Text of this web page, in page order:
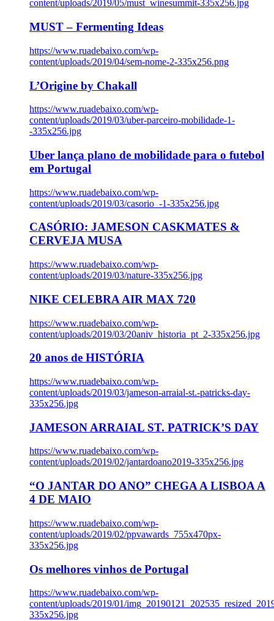
content/uploads/2019/05/must_winesummit-335x256.jpg
MUST – Fermenting Ideas
https://www.ruadebaixo.com/wp-
content/uploads/2019/04/sem-nome-2-335x256.png
L’Origine by Chakall
https://www.ruadebaixo.com/wp-
content/uploads/2019/03/uber-parceiro-mobilidade-1-
-335x256.jpg
Uber lança plano de mobilidade para o futebol
em Portugal
https://www.ruadebaixo.com/wp-
content/uploads/2019/03/casorio_-1-335x256.jpg
CASÓRIO: JAMESON CASKMATES &
CERVEJA MUSA
https://www.ruadebaixo.com/wp-
content/uploads/2019/03/nature-335x256.jpg
NIKE CELEBRA AIR MAX 720
https://www.ruadebaixo.com/wp-
content/uploads/2019/03/20aniv_historia_pt_2-335x256.jpg
20 anos de HISTÓRIA
https://www.ruadebaixo.com/wp-
content/uploads/2019/03/jameson-arraial-st.-patricks-day-
335x256.jpg
JAMESON ARRAIAL ST. PATRICK’S DAY
https://www.ruadebaixo.com/wp-
content/uploads/2019/02/jantardoano2019-335x256.jpg
“O JANTAR DO ANO” CHEGA A LISBOA A
4 DE MAIO
https://www.ruadebaixo.com/wp-
content/uploads/2019/02/ppvawards_755x470px-
335x256.jpg
Os melhores vinhos de Portugal
https://www.ruadebaixo.com/wp-
content/uploads/2019/01/
335x256.jpg